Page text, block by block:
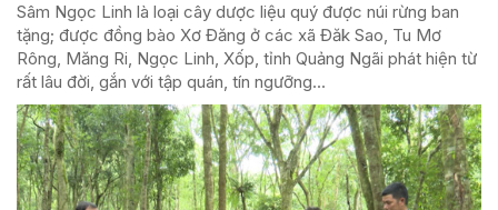
Sâm Ngọc Linh là loại cây dược liệu quý được núi rừng ban
tặng; được đồng bào Xơ Đăng ở các xã Đăk Sao, Tu Mơ
Rông, Măng Ri, Ngọc Linh, Xốp, tỉnh Quảng Ngãi phát hiện từ
rất lâu đời, gắn với tập quán, tín ngưỡng...